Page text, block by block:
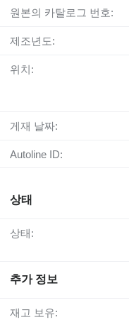
원본의 카탈로그 번호:
제조년도:
위치:
게재 날짜:
Autoline ID:
상태
상태:
추가 정보
재고 보유: